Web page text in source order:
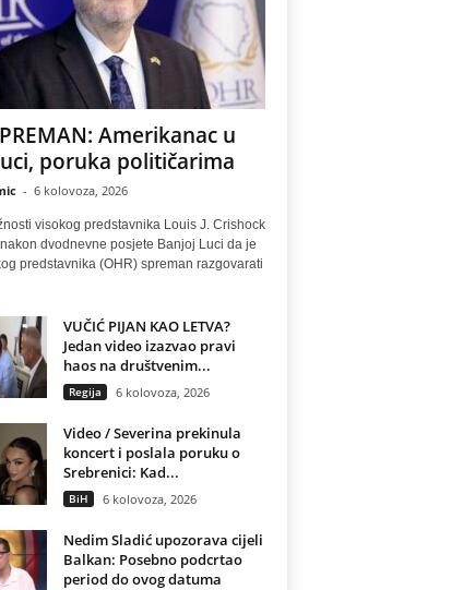
Amerikanac u
poruka političarima
- 6 kolovoza, 2026
visokog predstavnika Louis J. Crishock
dvodnevne posjete Banjoj Luci da je
predstavnika (OHR) spreman razgovarati
VUČIĆ PIJAN KAO LETVA?
Jedan video izazvao pravi
haos na društvenim...
Regija 6 kolovoza, 2026
Video / Severina prekinula
koncert i poslala poruku o
Srebrenici: Kad...
BiH 6 kolovoza, 2026
Nedim Sladić upozorava cijeli
Balkan: Posebno podcrtao
period do ovog datuma